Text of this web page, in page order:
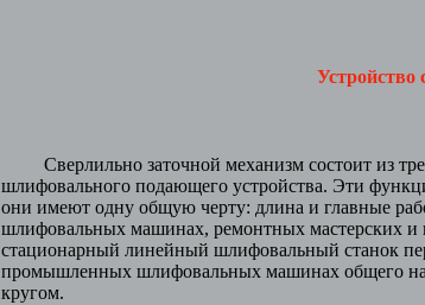
Устройство
Сверлильно заточной механизм состоит из
шлифовального подающего устройства. Эти
они имеют одну общую черту: длина и главные
шлифовальных машинах, ремонтных мастерских и
стационарный линейный шлифовальный станок
промышленных шлифовальных машинах общего
кругом.